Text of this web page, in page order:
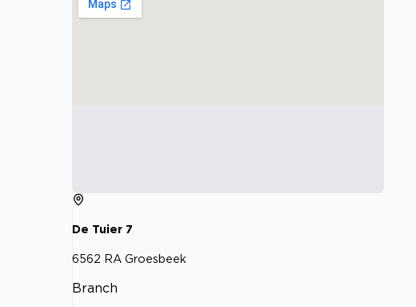
De Tuier 7
6562 RA Groesbeek
Branch